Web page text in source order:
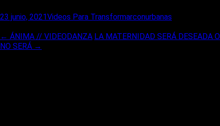
23 junio, 2021Videos Para Transformarconurbanas
← ÁNIMA // VIDEODANZA LA MATERNIDAD SERÁ DESEADA O
NO SERÁ →